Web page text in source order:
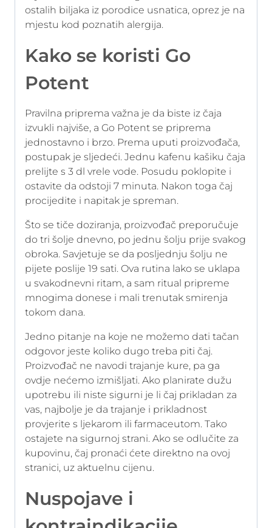
ostalih biljaka iz porodice usnatica, oprez je na
mjestu kod poznatih alergija.
Kako se koristi Go
Potent
Pravilna priprema važna je da biste iz čaja
izvukli najviše, a Go Potent se priprema
jednostavno i brzo. Prema uputi proizvođača,
postupak je sljedeći. Jednu kafenu kašiku čaja
prelijte s 3 dl vrele vode. Posudu poklopite i
ostavite da odstoji 7 minuta. Nakon toga čaj
procijedite i napitak je spreman.
Što se tiče doziranja, proizvođač preporučuje
do tri šolje dnevno, po jednu šolju prije svakog
obroka. Savjetuje se da posljednju šolju ne
pijete poslije 19 sati. Ova rutina lako se uklapa
u svakodnevni ritam, a sam ritual pripreme
mnogima donese i mali trenutak smirenja
tokom dana.
Jedno pitanje na koje ne možemo dati tačan
odgovor jeste koliko dugo treba piti čaj.
Proizvođač ne navodi trajanje kure, pa ga
ovdje nećemo izmišljati. Ako planirate dužu
upotrebu ili niste sigurni je li čaj prikladan za
vas, najbolje je da trajanje i prikladnost
provjerite s ljekarom ili farmaceutom. Tako
ostajete na sigurnoj strani. Ako se odlučite za
kupovinu, čaj pronaći ćete direktno na ovoj
stranici, uz aktuelnu cijenu.
Nuspojave i